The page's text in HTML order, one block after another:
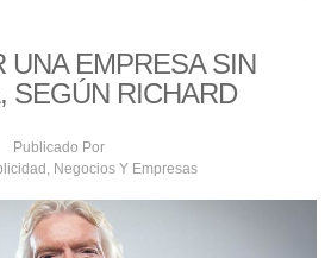
UNA EMPRESA SIN
SEGÚN RICHARD
Publicado Por
, Negocios Y Empresas